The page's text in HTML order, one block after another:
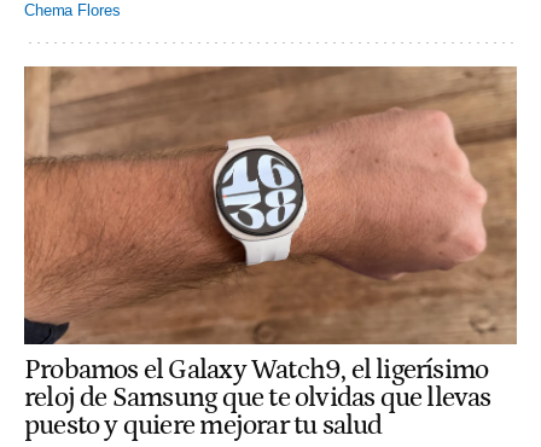
Chema Flores
Probamos el Galaxy Watch9, el ligerísimo
reloj de Samsung que te olvidas que llevas
puesto y quiere mejorar tu salud